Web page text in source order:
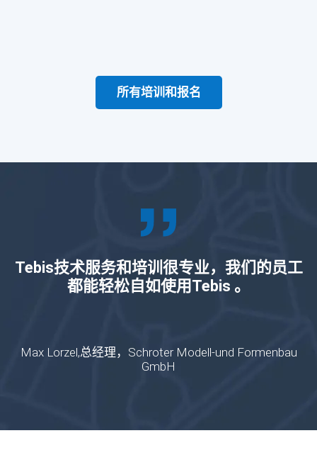
所有培训和报名
Tebis技术服务和培训很专业，我们的员工
都能轻松自如使用Tebis 。
Max Lorzel,总经理，Schroter Modell-und Formenbau
GmbH